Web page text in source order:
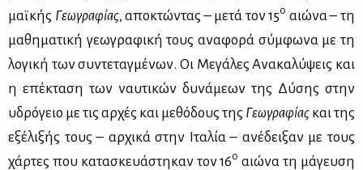
μαϊ­κής Γε­ω­γρα­φί­ας, απο­κτώ­ντας – με­τά τον 15ο αιώ­να – τη
μα­θη­μα­τι­κή γε­ω­γρα­φι­κή τους ανα­φο­ρά σύμ­φω­να με τη
λο­γι­κή των συ­ντε­ταγ­μέ­νων. Οι Με­γά­λες Ανα­κα­λύ­ψεις και
η επέ­κτα­ση των ναυ­τι­κών δυ­νά­με­ων της Δύ­σης στην
υδρό­γειο με τις αρ­χές και με­θό­δους της Γε­ω­γρα­φί­ας και της
εξέ­λι­ξής τους – αρ­χι­κά στην Ιτα­λία – ανέ­δει­ξαν με τους
χάρ­τες που κα­τα­σκευά­στη­καν τον 16ο αιώ­να τη μά­γευ­ση